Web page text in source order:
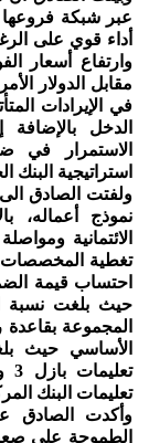
عبر شبكة فروعها
أداء قوي على
وارتفاع أسعار
مقابل الدولار
في الإيرادات
الدخل
الاستمرار في
استراتيجية البنك
ولفتت الصادق
نموذج أعماله،
الائتمانية
احتساب قيمة
المجموعة
تعليمات البنك
وأكدت الصادق
الطموحة على